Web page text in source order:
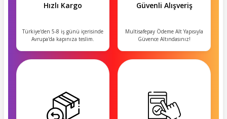
Hızlı Kargo
Türkiye'den 5-8 iş günü içerisinde
Avrupa'da kapınıza teslim.
Güvenli Alışveriş
Multisafepay Ödeme Alt Yapısıyla
Güvence Altındasınız!